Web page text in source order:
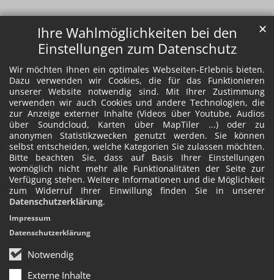
Ihre Wahlmöglichkeiten bei den
Einstellungen zum Datenschutz
Wir möchten Ihnen ein optimales Webseiten-Erlebnis bieten.
Dazu verwenden wir Cookies, die für das Funktionieren
unserer Website notwendig sind. Mit Ihrer Zustimmung
verwenden wir auch Cookies und andere Technologien, die
zur Anzeige externer Inhalte (Videos über Youtube, Audios
über Soundcloud, Karten über MapTiler ...) oder zu
anonymen Statistikzwecken genutzt werden. Sie können
selbst entscheiden, welche Kategorien Sie zulassen möchten.
Bitte beachten Sie, dass auf Basis Ihrer Einstellungen
womöglich nicht mehr alle Funktionalitäten der Seite zur
Verfügung stehen. Weitere Informationen und die Möglichkeit
zum Widerruf Ihrer Einwillung finden Sie in unserer
Datenschutzerklärung.
Notwendig
Externe Inhalte
✕
Impressum
Datenschutzerklärung